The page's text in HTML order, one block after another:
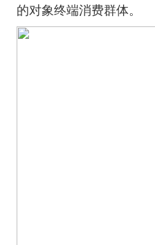
的对象终端消费群体。